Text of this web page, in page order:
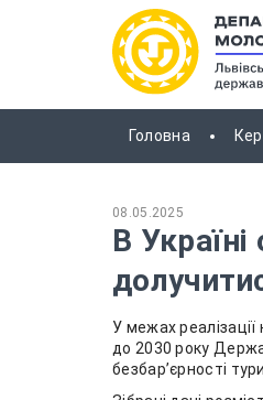
Головна
08.05.2025
В
У межах реалізації
до 2030 року
безбар’єрності